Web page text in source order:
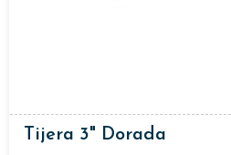
Tijera 3" Dorada